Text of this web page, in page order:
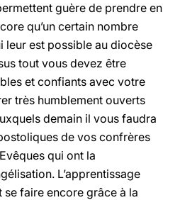
guère de prendre en
qu’un certain nombre
leur est possible au diocèse
tout vous devez être
et confiants avec votre
très humblement ouverts
demain il vous faudra
de vos confrères
qui ont la
L’apprentissage
se faire encore grâce à la